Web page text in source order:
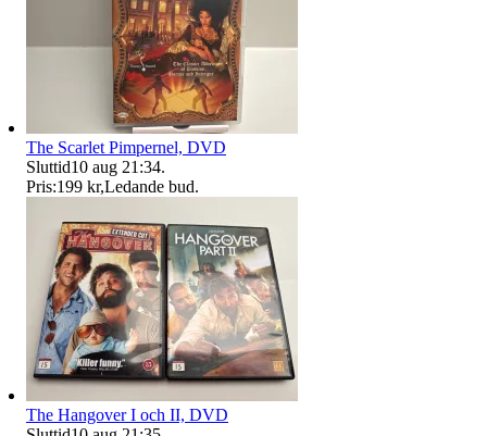
The Scarlet Pimpernel, DVD
Sluttid10 aug 21:34.
Pris:199 kr,Ledande bud.
The Hangover I och II, DVD